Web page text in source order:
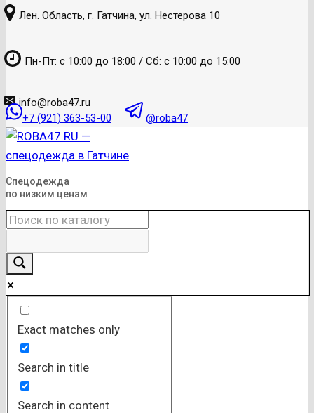
к
Лен. Область, г. Гатчина, ул. Нестерова 10
Пн-Пт: с 10:00 до 18:00 / Сб: с 10:00 до 15:00
info@roba47.ru
+7 (921) 363-53-00
@roba47
Спецодежда
по низким ценам
Exact matches only
Search in title
Search in content